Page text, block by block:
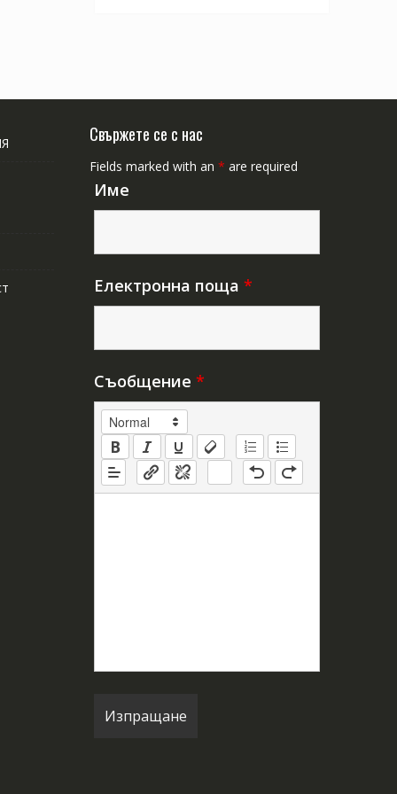
Свържете се с нас
Fields marked with an * are required
Име
Електронна поща *
Съобщение *